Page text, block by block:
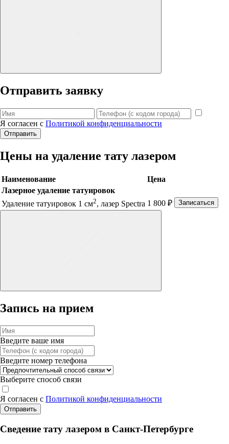
Отправить заявку
Я согласен с Политикой конфиденциальности
Отправить
Цены на удаление тату лазером
Наименование
Цена
Лазерное удаление татуировок
Удаление татуировок 1 см2, лазер Spectra 1 800 ₽ Записаться
Запись на прием
Введите ваше имя
Введите номер телефона
Выберите способ связи
Я согласен с Политикой конфиденциальности
Отправить
Сведение тату лазером в Санкт-Петербурге